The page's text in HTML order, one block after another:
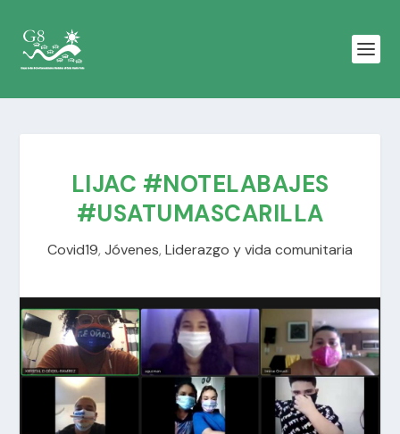
LIJAC #NOTELABAJES
#USATUMASCARILLA
Covid19, Jóvenes, Liderazgo y vida comunitaria